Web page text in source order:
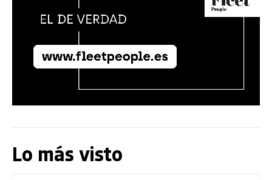
Lo más visto